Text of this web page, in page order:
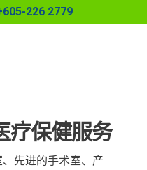
226 2779
疗保健服务
先进的手术室、产